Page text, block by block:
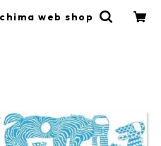
chima web shop